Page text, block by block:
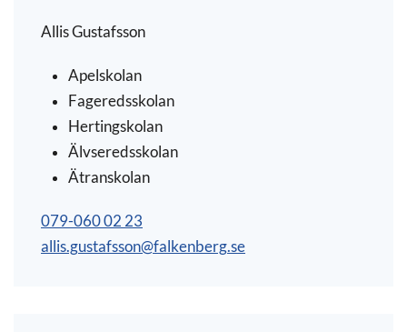
Allis Gustafsson
Apelskolan
Fageredsskolan
Hertingskolan
Älvseredsskolan
Ätranskolan
079-060 02 23
allis.gustafsson@falkenberg.se